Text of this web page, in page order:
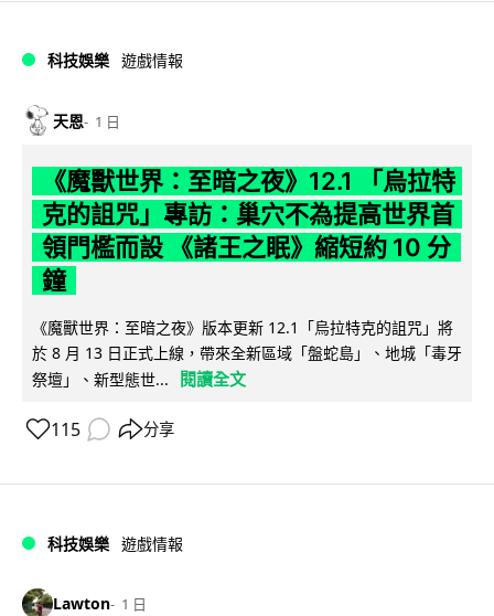
科技娛樂 遊戲情報
天恩 1 日
《魔獸世界：至暗之夜》12.1 「烏拉特
克的詛咒」專訪：巢穴不為提高世界首
領門檻而設 《諸王之眠》縮短約 10 分
鐘
《魔獸世界：至暗之夜》版本更新 12.1「烏拉特克的詛咒」將
於 8 月 13 日正式上線，帶來全新區域「盤蛇島」、地城「毒牙
祭壇」、新型態世...
閱讀全文
115 分享
科技娛樂 遊戲情報
Lawton 1 日